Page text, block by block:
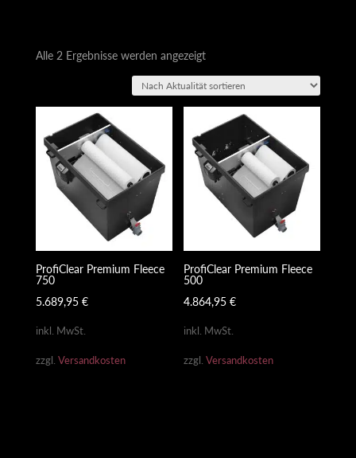
Alle 2 Ergebnisse werden angezeigtNach
Aktualität
sortiert
ProfiClear Premium Fleece
750
5.689,95 €
inkl. MwSt.
zzgl. Versandkosten
ProfiClear Premium Fleece
500
4.864,95€
inkl. MwSt.
zzgl.Versandkosten